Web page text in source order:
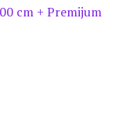
cm + Premijum